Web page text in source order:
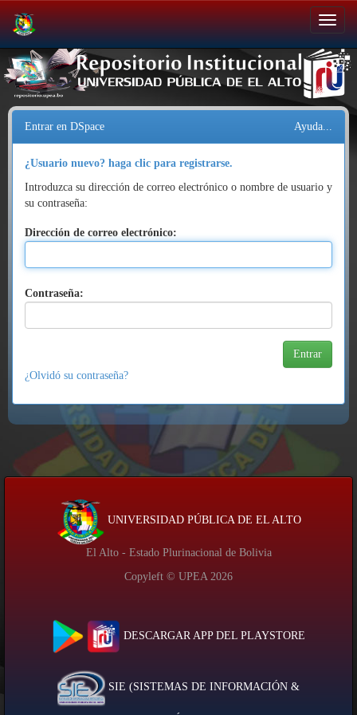
Salir
de
la
navegación
Entrar en DSpace Ayuda...
¿Usuario nuevo? haga clic para registrarse.
Introduzca su dirección de correo electrónico o nombre de usuario y
su contraseña:
Dirección de correo electrónico:
Contraseña:
¿Olvidó su contraseña?
UNIVERSIDAD PÚBLICA DE EL ALTO
El Alto - Estado Plurinacional de Bolivia
Copyleft © UPEA 2026
DESCARGAR APP DEL PLAYSTORE
SIE (SISTEMAS DE INFORMACIÓN &